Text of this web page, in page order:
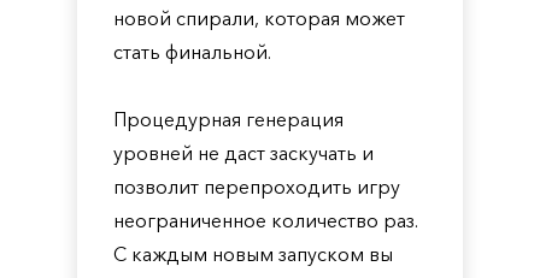
новой спирали, которая может
стать финальной.
Процедурная генерация
уровней не даст заскучать и
позволит перепроходить игру
неограниченное количество раз.
С каждым новым запуском вы